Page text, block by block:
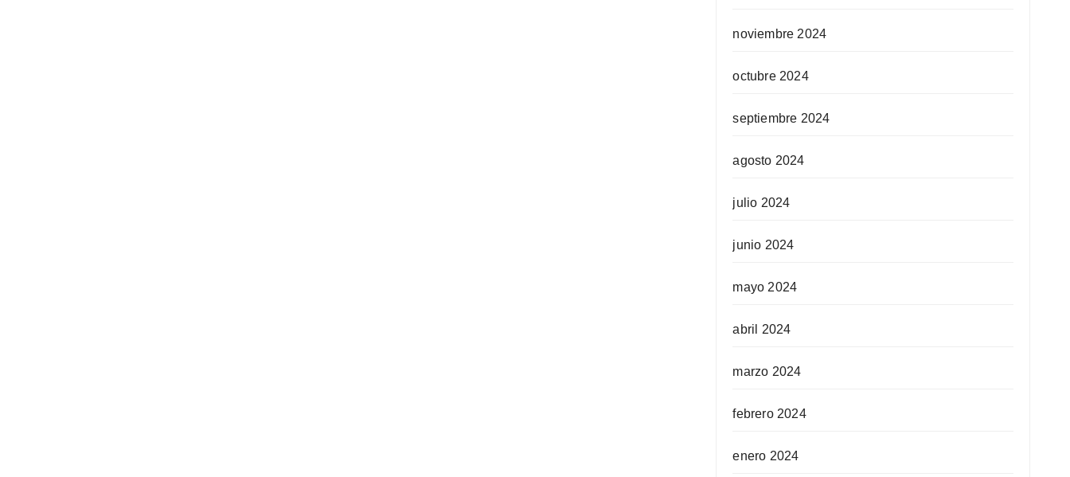
noviembre 2024
octubre 2024
septiembre 2024
agosto 2024
julio 2024
junio 2024
mayo 2024
abril 2024
marzo 2024
febrero 2024
enero 2024